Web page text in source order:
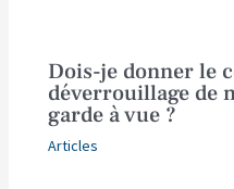
Dois-je donner le
déverrouillage de
garde à vue ?
Articles